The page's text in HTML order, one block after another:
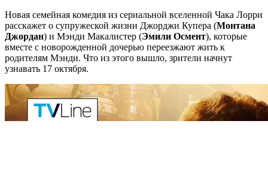
Новая семейная комедия из сериальной вселенной Чака Лорри
расскажет о супружеской жизни Джорджи Купера (Монтана
Джордан) и Мэнди Макалистер (Эмили Осмент), которые
вместе с новорожденной дочерью переезжают жить к
родителям Мэнди. Что из этого вышло, зрители начнут
узнавать 17 октября.